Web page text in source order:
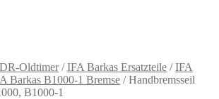
Oldtimer/IFA Barkas Ersatzteile /IFA
Barkas B1000-1 Bremse /Handbremsseil
B1000-1